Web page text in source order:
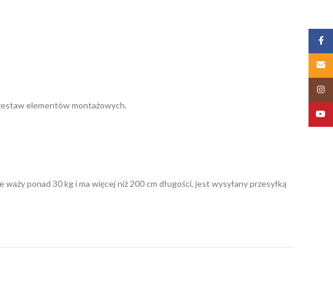
elementów montażowych.
ponad 30 kg i ma więcej niż 200 cm długości, jest wysyłany przesyłką
Email